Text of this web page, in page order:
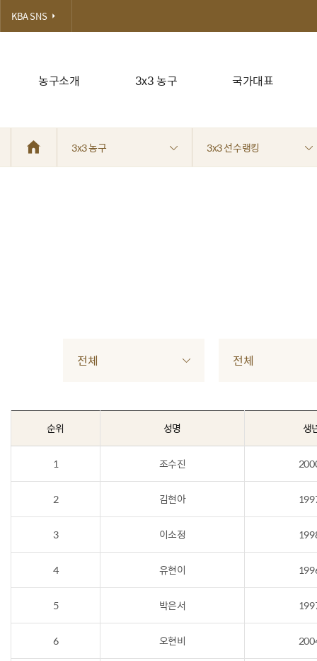
농구소개 3x3 농구 국가대표
KBA SNS
3x3 농구 3x3 선수랭킹
전체 전체
순위 성명 생
1 조수진
2 김현아
3 이소정
4 유현이
5 박은서
6 오현비